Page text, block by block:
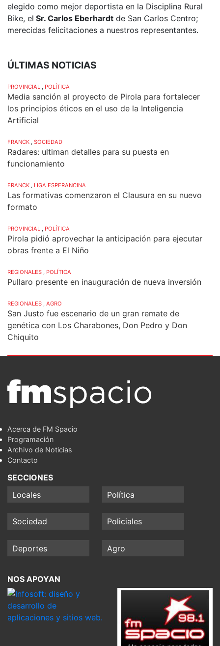
elegido como mejor deportista en la Disciplina Rural
Bike, el Sr. Carlos Eberhardt de San Carlos Centro;
merecidas felicitaciones a nuestros representantes.
ÚLTIMAS NOTICIAS
PROVINCIAL , POLÍTICA
Media sanción al proyecto de Pirola para fortalecer
los principios éticos en el uso de la Inteligencia
Artificial
FRANCK , SOCIEDAD
Radares: ultiman detalles para su puesta en
funcionamiento
FRANCK , LIGA ESPERANCINA
Las formativas comenzaron el Clausura en su nuevo
formato
PROVINCIAL , POLÍTICA
Pirola pidió aprovechar la anticipación para ejecutar
obras frente a El Niño
REGIONALES , POLÍTICA
Pullaro presente en inauguración de nueva inversión
REGIONALES , AGRO
San Justo fue escenario de un gran remate de
genética con Los Charabones, Don Pedro y Don
Chiquito
Acerca de FM Spacio
Programación
Archivo de Noticias
Contacto
SECCIONES
Locales
Política
Sociedad Policiales
Deportes Agro
NOS APOYAN